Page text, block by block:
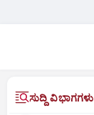
ಸುದ್ದಿ ವಿಭಾಗಗಳು